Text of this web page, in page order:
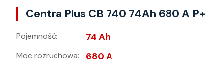
Centra Plus CB 740 74Ah 680 A P+
Pojemność: 74 Ah
Moc rozruchowa: 680 A